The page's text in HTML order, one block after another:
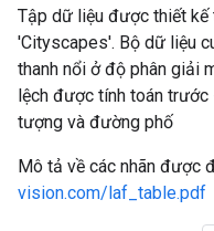
Tập dữ liệu được thiết
'Cityscapes'. Bộ dữ liệu
thanh nổi ở độ phân giải
lệch được tính toán trước
tượng và đường phố
Mô tả về các nhãn được
vision.com/laf_table.pdf